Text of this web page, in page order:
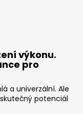
výkonu.
pro
a univerzální. Ale
potenciál